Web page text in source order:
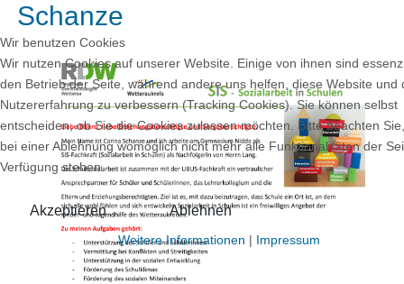
Schanze
Wir benutzen Cookies
Wir nutzen Cookies auf unserer Website. Einige von ihnen sind
den Betrieb der Seite, während andere uns helfen, diese Website und
Nutzererfahrung zu verbessern (Tracking Cookies). Sie können selbst
entscheiden, ob Sie die Cookies zulassen möchten. Bitte beachten
bei einer Ablehnung womöglich nicht mehr alle Funktionalitäten der
Verfügung stehen.
Akzeptieren Ablehnen
Weitere Informationen | Impressum